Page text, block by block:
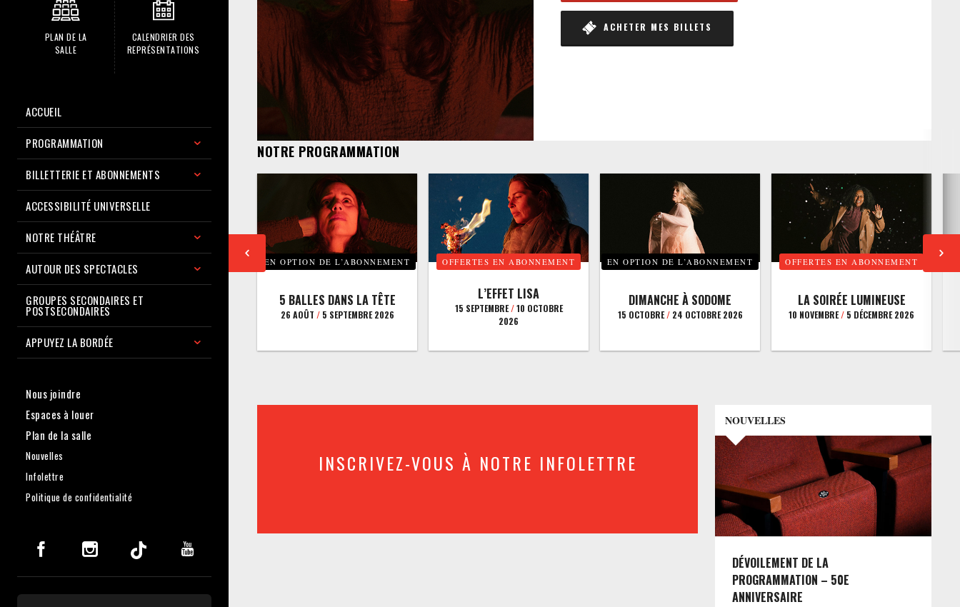
PLAN DE LA
SALLE
CALENDRIER DES
REPRÉSENTATIONS
ACCUEIL
PROGRAMMATION
BILLETTERIE ET ABONNEMENTS
ACCESSIBILITÉ UNIVERSELLE
NOTRE THÉÂTRE
AUTOUR DES SPECTACLES
GROUPES SECONDAIRES ET
POSTSECONDAIRES
APPUYEZ LA BORDÉE
Nous joindre
Espaces à louer
Plan de la salle
Nouvelles
Infolettre
Politique de confidentialité
ACHETER MES BILLETS
NOTRE PROGRAMMATION
EN OPTION DE L’ABONNEMENT
5 BALLES DANS LA TÊTE
26 AOÛT /5 SEPTEMBRE 2026
OFFERTES EN ABONNEMENT
L’EFFET LISA
15 SEPTEMBRE/10 OCTOBRE
2026
EN OPTION DE L’ABONNEMENT
DIMANCHE À SODOME
15 OCTOBRE/24 OCTOBRE 2026
OFFERTES EN ABONNEMENT
LA SOIRÉE LUMINEUSE
10 NOVEMBRE/ 5 DÉCEMBRE 2026
INSCRIVEZ-VOUS À NOTRE INFOLETTRE
NOUVELLES
DÉVOILEMENT DE LA
PROGRAMMATION – 50E
ANNIVERSAIRE